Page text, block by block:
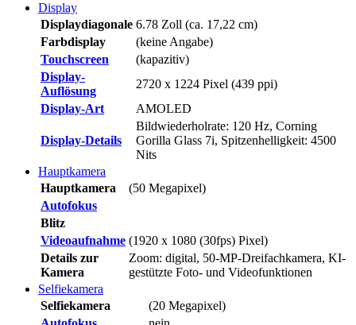
Display
Displaydiagonale 6.78 Zoll (ca. 17,22 cm)
Farbdisplay
(keine Angabe)
Touchscreen
(kapazitiv)
Display-
Auflösung
2720 x 1224 Pixel (439 ppi)
Display-Art
AMOLED
Display-Details
Bildwiederholrate: 120 Hz, Corning
Gorilla Glass 7i, Spitzenhelligkeit: 4500
Nits
Hauptkamera
Hauptkamera
(50 Megapixel)
Autofokus
Blitz
Videoaufnahme (1920 x 1080 (30fps) Pixel)
Details zur
Kamera
Zoom: digital, 50-MP-Dreifachkamera, KI-
gestützte Foto- und Videofunktionen
Selfiekamera
Selfiekamera
(20 Megapixel)